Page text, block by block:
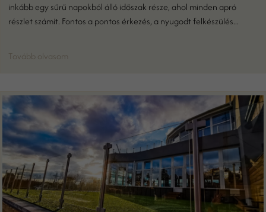
inkább egy sűrű napokból álló időszak része, ahol minden apró
részlet számít. Fontos a pontos érkezés, a nyugodt felkészülés...
Tovább olvasom